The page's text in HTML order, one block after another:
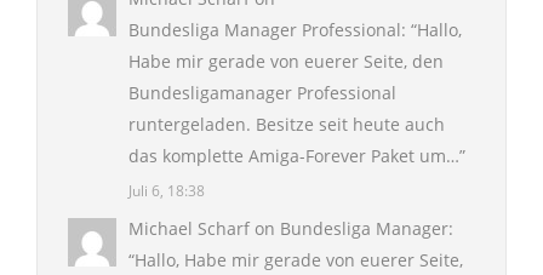
Bundesliga Manager Professional: “Hallo,
Habe mir gerade von euerer Seite, den
Bundesligamanager Professional
runtergeladen. Besitze seit heute auch
das komplette Amiga-Forever Paket um…”
Juli 6, 18:38
Michael Scharf on Bundesliga Manager:
“Hallo, Habe mir gerade von euerer Seite,